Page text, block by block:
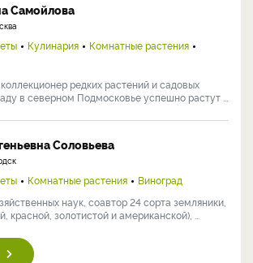
Самойлова
Кулинария
Комнатные растения
редких растений и садовых
в северном Подмосковье успешно растут ...
Соловьева
Комнатные растения
Виноград
наук, соавтор 24 сорта земляники,
красной, золотистой и американской), ...